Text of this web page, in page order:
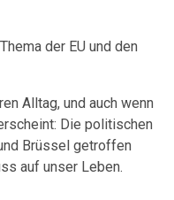
der EU und den
Alltag, und auch wenn
Die politischen
Brüssel getroffen
auf unser Leben.